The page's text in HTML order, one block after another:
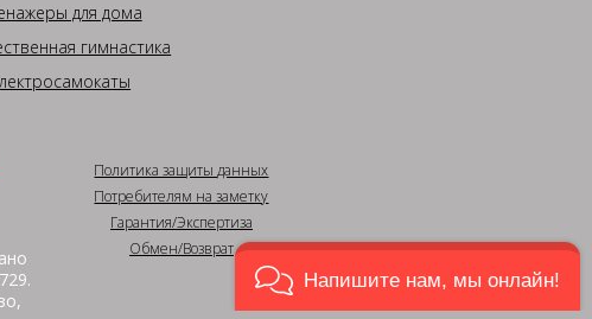
для дома
гимнастика
Политика защиты данных
Потребителям на заметку
Гарантия/Экспертиза
Обмен/Возврат
Напишите нам, мы онлайн!